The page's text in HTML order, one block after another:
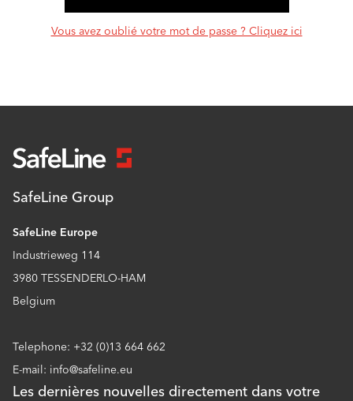
Vous avez oublié votre mot de passe ? Cliquez ici
SafeLine Group
SafeLine Europe
Industrieweg 114
3980 TESSENDERLO-HAM
Belgium
Telephone: +32 (0)13 664 662
E-mail: info@safeline.eu
Les dernières nouvelles directement dans votre